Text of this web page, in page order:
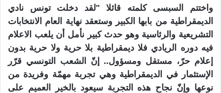
واختتم السبسى كلمته قائلا "لقد دخلت تونس نادي
الديمقراطية من بابها الكبير وستعقد نهاية العام الانتخابات
التشريعية والرئاسية وهو حدث كبير نأمل أن يلعب الاعلام
فيه دوره الريادي فلا ديمقراطية بلا حرية ولا حرية بدون
إعلام حرّ، مستقل ومسؤول.. إنّ الشعب التونسي قرّر
الإستثمار في الديمقراطية وهي تجربة مهمّة وفريدة من
نوعها وإنّ نجاح هذه التجربة سيعود بالخير العميم على